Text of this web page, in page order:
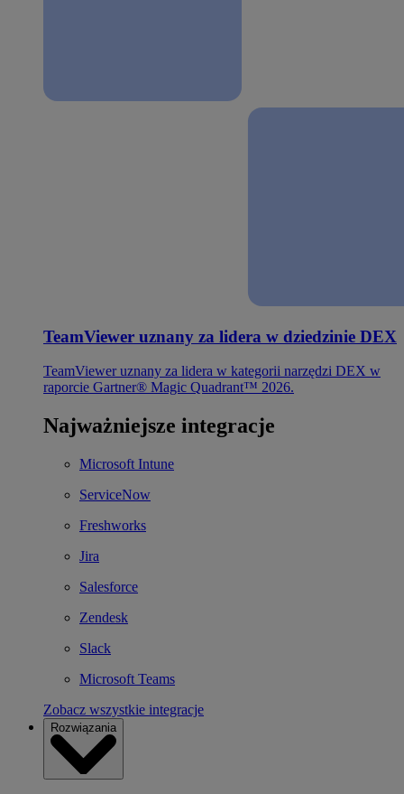
TeamViewer uznany za lidera w dziedzinie DEX
TeamViewer uznany za lidera w kategorii narzędzi DEX w
raporcie Gartner® Magic Quadrant™ 2026.
Najważniejsze integracje
Microsoft Intune
ServiceNow
Freshworks
Jira
Salesforce
Zendesk
Slack
Microsoft Teams
Zobacz wszystkie integracje
Rozwiązania